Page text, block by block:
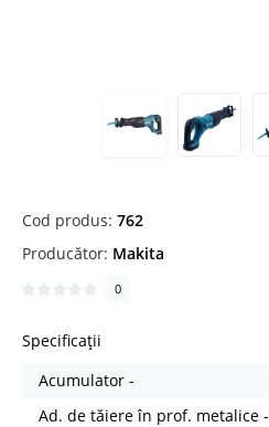
Cod produs: 762
Producător: Makita
0
Specificații
Acumulator -
Ad. de tăiere în prof. metalice -